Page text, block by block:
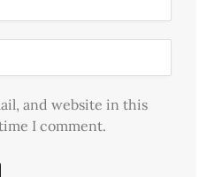
and website in this
I comment.